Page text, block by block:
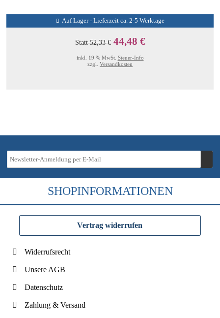
Auf Lager - Lieferzeit ca. 2-5 Werktage
Statt52,33 € 44,48 €
inkl. 19 % MwSt. Steuer-Info
zzgl. Versandkosten
SHOPINFORMATIONEN
Vertrag widerrufen
Widerrufsrecht
Unsere AGB
Datenschutz
Zahlung & Versand